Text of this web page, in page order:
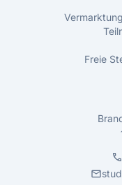
Freie
call
mail